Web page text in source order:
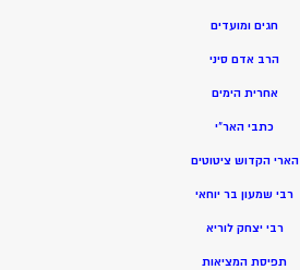
חגים ומועדים
הרב אדם סיני
אחרית הימים
כתבי האר”י
הארי הקדוש ציטוטים
רבי שמעון בר יוחאי
רבי יצחק לוריא
תפיסת המציאות